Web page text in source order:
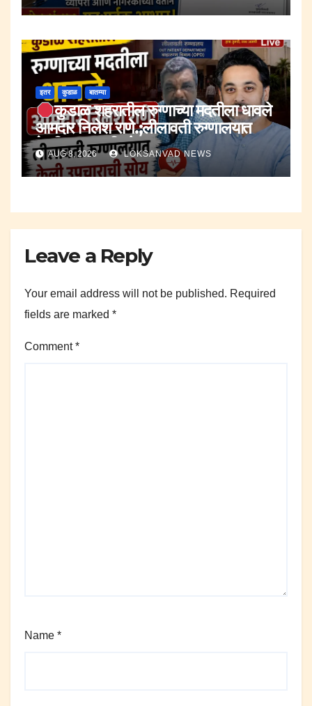
इतर कुडाळ बातम्या
कुडाळ शहरातील रुग्णाच्या मदतीला धावले
आमदार निलेश राणे.;लीलावती रुग्णालयात
केली उपचाराची सोय.
AUG 8, 2026 LOKSANVAD NEWS
Leave a Reply
Your email address will not be published. Required
fields are marked *
Comment*
Name *